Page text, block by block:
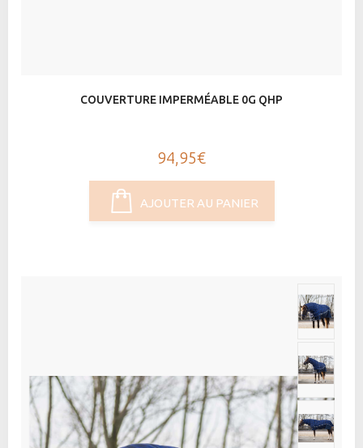
COUVERTURE IMPERMÉABLE 0G QHP
94,95€
AJOUTER AU PANIER